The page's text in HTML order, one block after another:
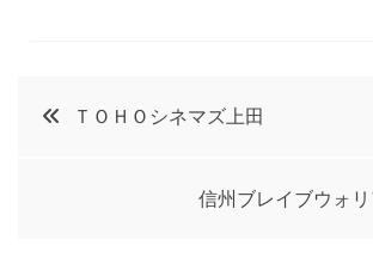
投
ＴＯＨＯシネマズ上田
信州ブレイブウォ